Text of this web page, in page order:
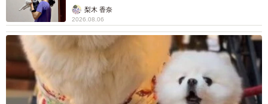
梨木 香奈
2026.08.06